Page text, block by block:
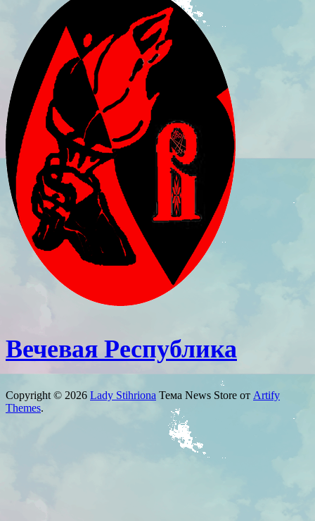
Вечевая Республика
Copyright © 2026 Lady Stihriona Тема News Store от Artify
Themes.